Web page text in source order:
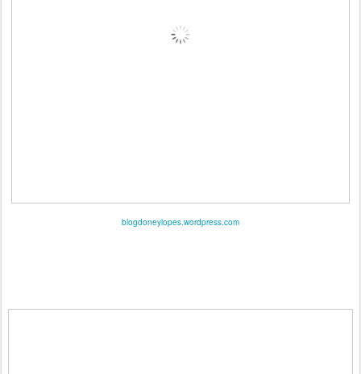
blogdoneylopes.wordpress.com